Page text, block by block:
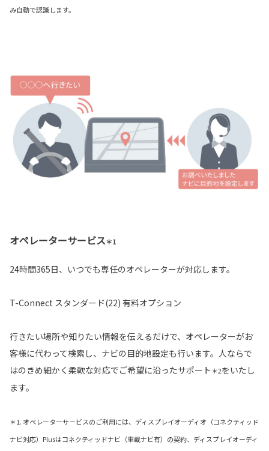
み自動で認識します。
オペレーターサービス＊1
24時間365日、いつでも専任のオペレーターが対応します。
T-Connect スタンダード(22) 有料オプション
行きたい場所や知りたい情報を伝えるだけで、オペレーターがお
客様に代わって検索し、ナビの目的地設定も行います。人ならで
はのきめ細かく柔軟な対応でご希望に沿ったサポート ＊2をいたし
ます。
＊1. オペレーターサービスのご利用には、ディスプレイオーディオ（コネクティッド
ナビ対応）Plusはコネクティッドナビ（車載ナビ有）の契約、ディスプレイオーディ